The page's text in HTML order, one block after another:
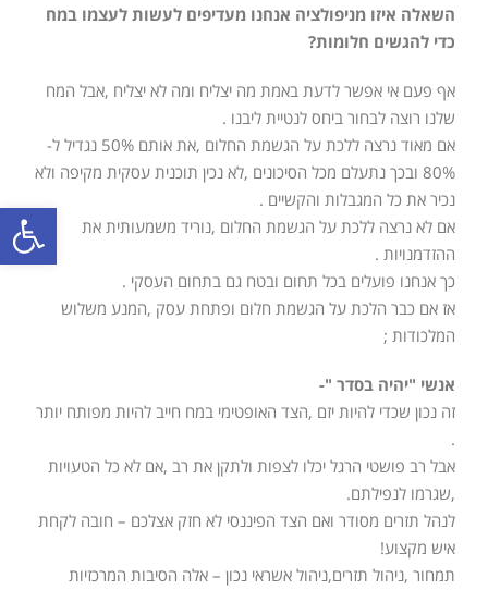
פתח
השאלה איזו מניפולציה אנחנו מעדיפים לעשות לעצמו במח
כדי להגשים חלומות?
אף פעם אי אפשר לדעת באמת מה יצליח ומה לא יצליח ,אבל המח
שלנו רוצה לבחור ביחס לנטיית ליבנו .
אם מאוד נרצה ללכת על הגשמת החלום ,את אותם 50% נגדיל ל-
80% ובכך נתעלם מכל הסיכונים ,לא נכין תוכנית עסקית מקיפה ולא
נכיר את כל המגבלות והקשיים .
אם לא נרצה ללכת על הגשמת החלום ,נוריד משמעותית את
ההזדמנויות .
כך אנחנו פועלים בכל תחום ובטח גם בתחום העסקי .
אז אם כבר הלכת על הגשמת חלום ופתחת עסק ,המנע משלוש
המלכודות ;
אנשי "יהיה בסדר "-
זה נכון שכדי להיות יזם ,הצד האופטימי במח חייב להיות מפותח יותר
.
אבל רב פושטי הרגל יכלו לצפות ולתקן את רב ,אם לא כל הטעויות
,שגרמו לנפילתם.
לנהל תזרים מסודר ואם הצד הפיננסי לא חזק אצלכם – חובה לקחת
איש מקצוע!
תמחור ,ניהול תזרים,ניהול אשראי נכון – אלה הסיבות המרכזיות